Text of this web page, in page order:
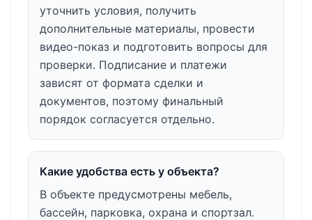
уточнить условия, получить
дополнительные материалы, провести
видео-показ и подготовить вопросы для
проверки. Подписание и платежи
зависят от формата сделки и
документов, поэтому финальный
порядок согласуется отдельно.
Какие удобства есть у объекта?
В объекте предусмотрены мебель,
бассейн, парковка, охрана и спортзал.